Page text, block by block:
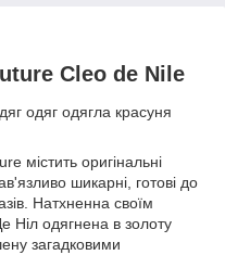
Cleo de Nile
одяг одягла красуня
містить оригінальні
шикарні, готові до
Натхненна своїм
Ніл одягнена в золоту
загадковими